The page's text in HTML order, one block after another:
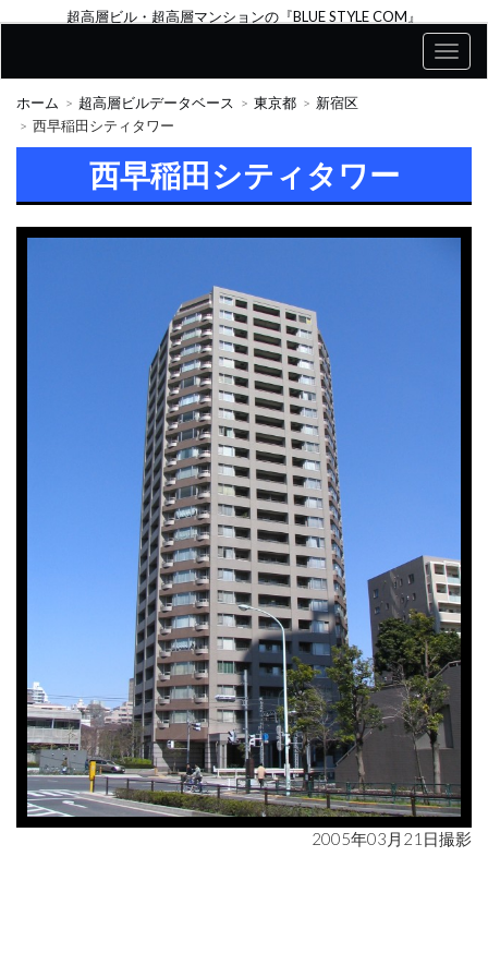
超高層ビル・超高層マンションの『BLUE STYLE COM』
ホーム 超高層ビルデータベース 東京都
新宿区
西早稲田シティタワー
西早稲田シティタワー
2005年03月21日撮影